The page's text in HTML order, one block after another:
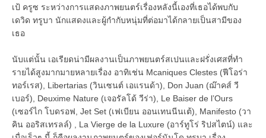
เป้ ครูซ ระหว่างการแสดงภาพยนตร์เรื่องหลังนี้เองที่เธอได้พบกับ
เดวิด ทรูบา นักแสดงและผู้กำกับหนุ่มที่ต่อมาได้กลายเป็นสามีของ
เธอ
นับแต่นั้น เอเรียดน่ามีผลงานเป็นภาพยนตร์สเปนและฝรั่งเศสที่ทำ
รายได้สูงมากมายหลายเรื่อง อาทิเช่น Mcaniques Clestes (ฟีโอร่า
ทอร์เรส), Libertarias (วินเซนต์ เอแรนด้า), Don Juan (ฌ๊าคส์ วี
เบอร์), Deuxime Nature (เจอรัลโด้ วีร่า), Le Baiser de l’Ours
(เซอร์ไก โบดรอฟ, Jet Set (เฟเบียน ออนเทนนีนเต้), Manifesto (วา
คิน ออริสเทรลล์) , La Vierge de la Luxure (อาร์ทูโร่ ริปสไตน์) และ